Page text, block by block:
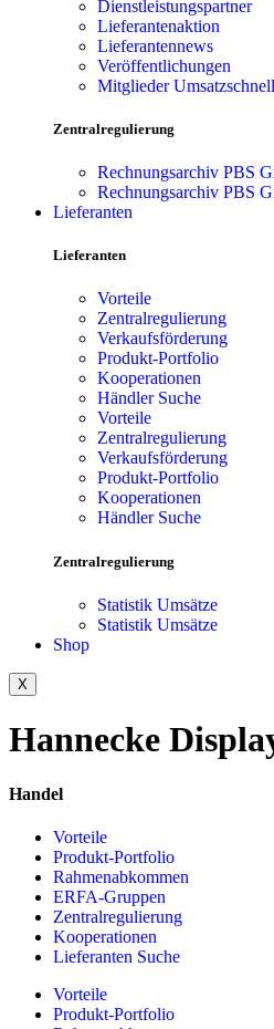
Dienstleistungspartner
Lieferantenaktion
Lieferantennews
Veröffentlichungen
Mitglieder
Zentralregulierung
Rechnungsarchiv PBS
Rechnungsarchiv PBS
Lieferanten
Lieferanten
Vorteile
Zentralregulierung
Verkaufsförderung
Produkt-Portfolio
Kooperationen
Händler Suche
Vorteile
Zentralregulierung
Verkaufsförderung
Produkt-Portfolio
Kooperationen
Händler Suche
Zentralregulierung
Statistik Umsätze
Statistik Umsätze
Shop
X
Hannecke
Handel
Vorteile
Produkt-Portfolio
Rahmenabkommen
ERFA-Gruppen
Zentralregulierung
Kooperationen
Lieferanten Suche
Vorteile
Produkt-Portfolio